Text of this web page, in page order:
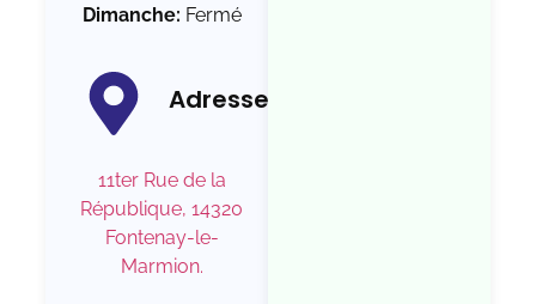
Dimanche: Fermé
Adresse
11ter Rue de la
République, 14320
Fontenay-le-
Marmion.